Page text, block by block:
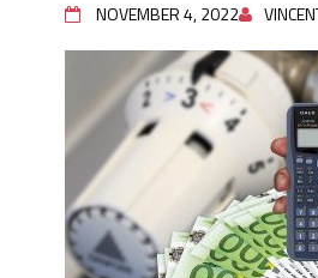
NOVEMBER 4, 2022